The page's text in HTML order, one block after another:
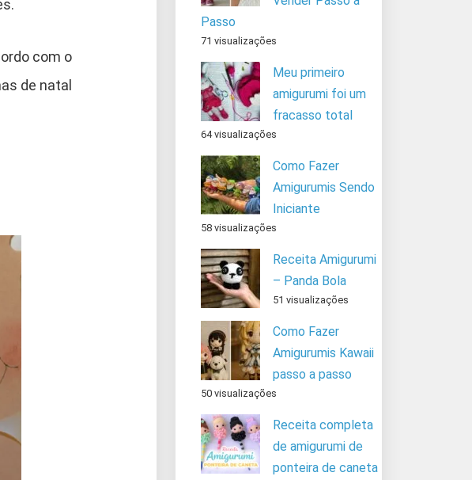
com o
de natal
Passo
71 visualizações
Meu primeiro
amigurumi foi um
fracasso total
64 visualizações
Como Fazer
Amigurumis Sendo
Iniciante
58 visualizações
Receita Amigurumi
– Panda Bola
51 visualizações
Como Fazer
Amigurumis Kawaii
passo a passo
50 visualizações
Receita completa
de amigurumi de
ponteira de caneta